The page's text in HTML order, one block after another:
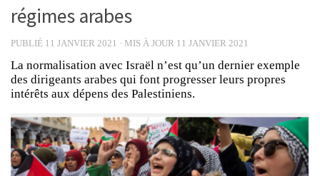
régimes arabes
PUBLIÉ 11 JANVIER 2021 · MIS À JOUR 11 JANVIER 2021
La normalisation avec Israël n’est qu’un dernier exemple
des dirigeants arabes qui font progresser leurs propres
intérêts aux dépens des Palestiniens.